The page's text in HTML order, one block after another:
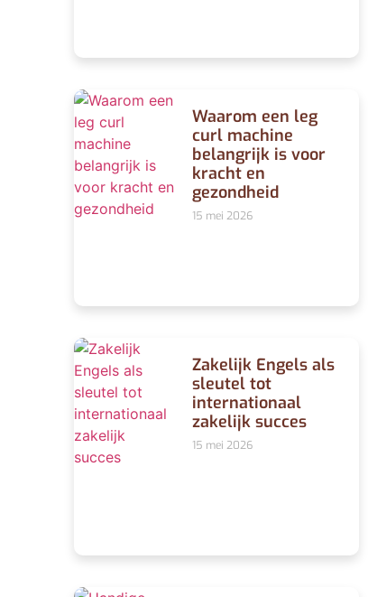
Waarom een leg
curl machine
belangrijk is voor
kracht en
gezondheid
15 mei 2026
Zakelijk Engels als
sleutel tot
internationaal
zakelijk succes
15 mei 2026